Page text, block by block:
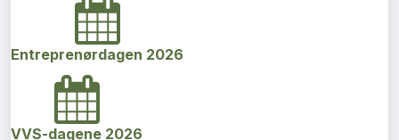
Entreprenørdagen 2026
VVS-dagene 2026